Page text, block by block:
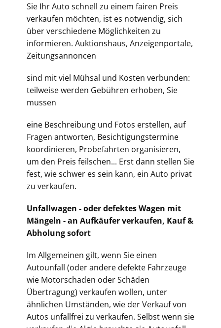
Sie Ihr Auto schnell zu einem fairen Preis
verkaufen möchten, ist es notwendig, sich
über verschiedene Möglichkeiten zu
informieren. Auktionshaus, Anzeigenportale,
Zeitungsannoncen
sind mit viel Mühsal und Kosten verbunden:
teilweise werden Gebühren erhoben, Sie
mussen
eine Beschreibung und Fotos erstellen, auf
Fragen antworten, Besichtigungstermine
koordinieren, Probefahrten organisieren,
um den Preis feilschen... Erst dann stellen Sie
fest, wie schwer es sein kann, ein Auto privat
zu verkaufen.
Unfallwagen - oder defektes Wagen mit
Mängeln - an Aufkäufer verkaufen, Kauf &
Abholung sofort
Im Allgemeinen gilt, wenn Sie einen
Autounfall (oder andere defekte Fahrzeuge
wie Motorschaden oder Schäden
Übertragung) verkaufen wollen, unter
ähnlichen Umständen, wie der Verkauf von
Autos unfallfrei zu verkaufen. Selbst wenn sie